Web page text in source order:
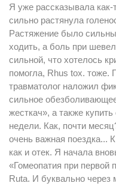
Я уже рассказывала как-
сильно растянула
Растяжение было
ходить, а боль при
сильной, что хотелось
помогла, Rhus tox. тоже.
травматолог наложил
сильное
жесткач», а также
недели. Как, почти
очень важная поездка...
как и отек. Я начала
«Гомеопатия при
Ruta. И буквально через